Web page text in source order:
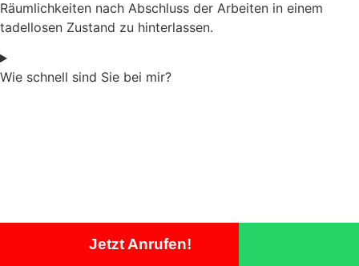
Räumlichkeiten nach Abschluss der Arbeiten in einem
tadellosen Zustand zu hinterlassen.
Wie schnell sind Sie bei mir?
Jetzt Anrufen!